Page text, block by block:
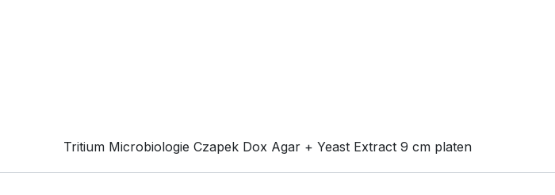
Tritium Microbiologie Czapek Dox Agar + Yeast Extract 9 cm platen